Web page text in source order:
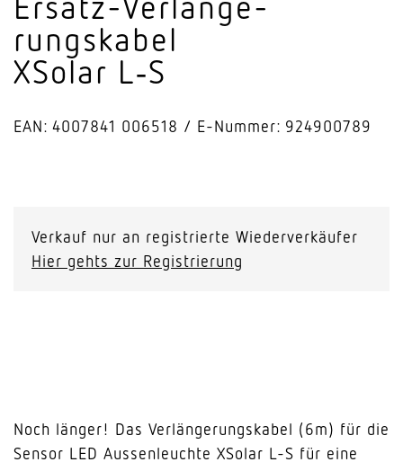
rungs­kabel
XSolar L‑S
EAN: 4007841 006518 E-Nummer: 924900789
XSolar
Verkauf nur an registrierte Wiederverkäufer
Hier gehts zur Registrierung
Noch länger! Das Verlängerungskabel (6m) für die
Sensor LED Aussenleuchte XSolar L-S für eine